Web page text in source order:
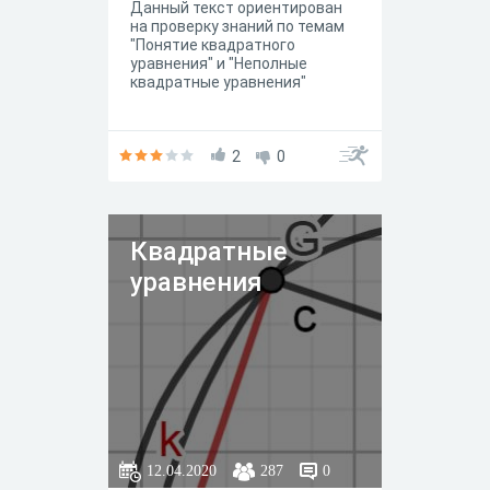
Данный текст ориентирован
на проверку знаний по темам
"Понятие квадратного
уравнения" и "Неполные
квадратные уравнения"
2 0
Квадратные
уравнения
12.04.2020 287 0